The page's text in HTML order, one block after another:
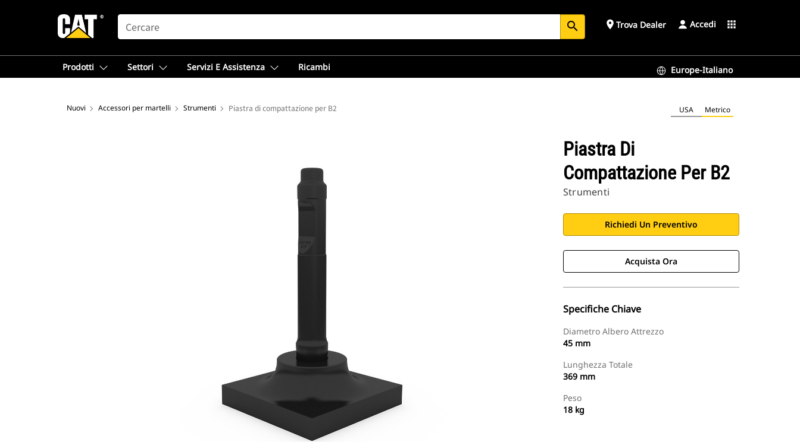
SEARCH search place Trova Dealer Accedi apps
Prodotti Settori Servizi E Assistenza Ricambi Europe-Italiano
Nuovi Accessori per martelli Strumenti Piastra di compattazione per B2 USA Metrico
Piastra Di
Compattazione Per B2
Strumenti
Richiedi Un Preventivo
Acquista Ora
Specifiche Chiave
Diametro Albero Attrezzo
45 mm
Lunghezza Totale
369 mm
Peso
18 kg